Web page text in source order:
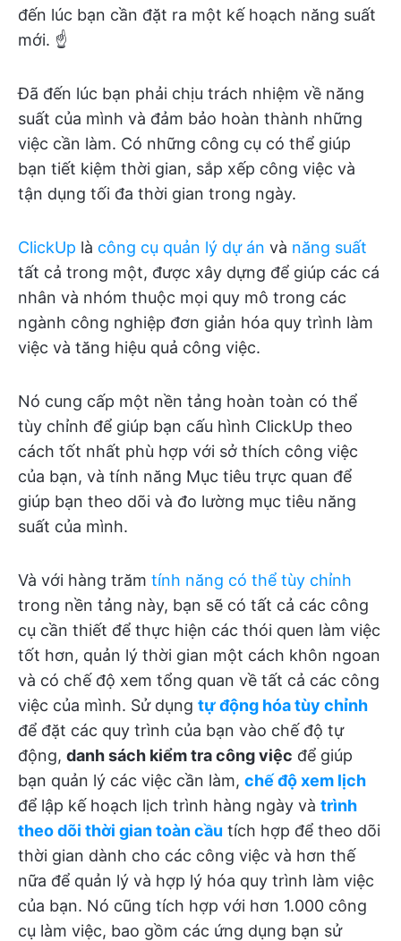
đến lúc bạn cần đặt ra một kế hoạch năng suất
mới. ☝️
Đã đến lúc bạn phải chịu trách nhiệm về năng
suất của mình và đảm bảo hoàn thành những
việc cần làm. Có những công cụ có thể giúp
bạn tiết kiệm thời gian, sắp xếp công việc và
tận dụng tối đa thời gian trong ngày.
ClickUp là công cụ quản lý dự án và năng suất
tất cả trong một, được xây dựng để giúp các cá
nhân và nhóm thuộc mọi quy mô trong các
ngành công nghiệp đơn giản hóa quy trình làm
việc và tăng hiệu quả công việc.
Nó cung cấp một nền tảng hoàn toàn có thể
tùy chỉnh để giúp bạn cấu hình ClickUp theo
cách tốt nhất phù hợp với sở thích công việc
của bạn, và tính năng Mục tiêu trực quan để
giúp bạn theo dõi và đo lường mục tiêu năng
suất của mình.
Và với hàng trăm tính năng có thể tùy chỉnh
trong nền tảng này, bạn sẽ có tất cả các công
cụ cần thiết để thực hiện các thói quen làm việc
tốt hơn, quản lý thời gian một cách khôn ngoan
và có chế độ xem tổng quan về tất cả các công
việc của mình. Sử dụng tự động hóa tùy chỉnh
để đặt các quy trình của bạn vào chế độ tự
động, danh sách kiểm tra công việc để giúp
bạn quản lý các việc cần làm, chế độ xem lịch
để lập kế hoạch lịch trình hàng ngày và trình
theo dõi thời gian toàn cầu tích hợp để theo dõi
thời gian dành cho các công việc và hơn thế
nữa để quản lý và hợp lý hóa quy trình làm việc
của bạn. Nó cũng tích hợp với hơn 1.000 công
cụ làm việc, bao gồm các ứng dụng bạn sử